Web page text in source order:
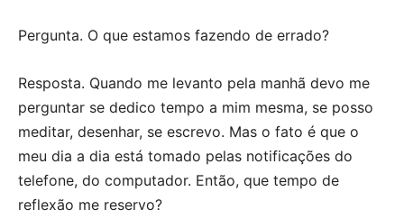
Pergunta. O que estamos fazendo de errado?
Resposta. Quando me levanto pela manhã devo me
perguntar se dedico tempo a mim mesma, se posso
meditar, desenhar, se escrevo. Mas o fato é que o
meu dia a dia está tomado pelas notificações do
telefone, do computador. Então, que tempo de
reflexão me reservo?